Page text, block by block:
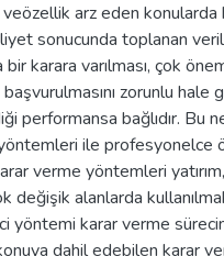
arz eden konularda
sonucunda toplanan
karara varılması, çok
zorunlu hale
performansa bağlıdır. Bu
ile profesyonelce
verme yöntemleri
alanlarda
karar verme
dahil edebilen karar